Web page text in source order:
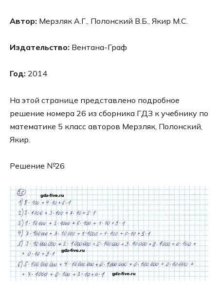
Автор: Мерзляк А.Г., Полонский В.Б., Якир М.С.
Издательство: Вентана-Граф
Год: 2014
На этой странице представлено подробное
решение номера 26 из сборника ГДЗ к учебнику по
математике 5 класс авторов Мерзляк, Полонский,
Якир.
Решение №26